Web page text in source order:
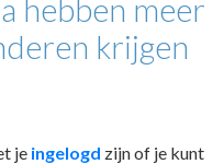
hebben meer
krijgen
je ingelogd zijn of je kunt